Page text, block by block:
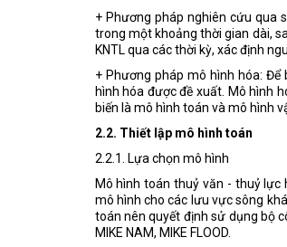
+ Phương pháp nghiên cứu qua
trong một khoảng thời gian dài,
KNTL qua các thời kỳ, xác định
+ Phương pháp mô hình hóa:
hình hóa được đề xuất. Mô hình
biến là mô hình toán và mô hình
2.2. Thiết lập mô hình toán
2.2.1. Lựa chọn mô hình
Mô hình toán thuỷ văn - thuỷ lực
mô hình cho các lưu vực sông
toán nên quyết định sử dụng bộ
MIKE NAM, MIKE FLOOD.